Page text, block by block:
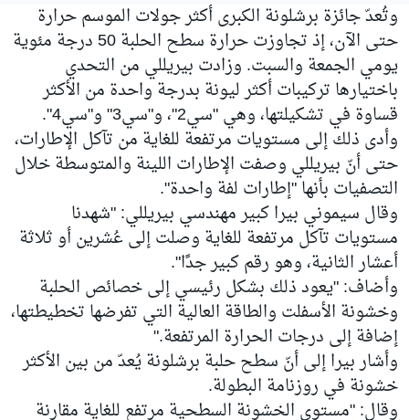
وتُعدّ جائزة برشلونة الكبرى أكثر جولات الموسم حرارة
حتى الآن، إذ تجاوزت حرارة سطح الحلبة 50 درجة مئوية
يومي الجمعة والسبت. وزادت بيريللي من التحدي
باختيارها تركيبات أكثر ليونة بدرجة واحدة من الأكثر
قساوة في تشكيلتها، وهي "سي2"، و"سي3" و"سي4".
وأدى ذلك إلى مستويات مرتفعة للغاية من تآكل الإطارات،
حتى أنّ بيريللي وصفت الإطارات اللينة والمتوسطة خلال
التصفيات بأنها "إطارات لفة واحدة".
وقال سيموني بيرا كبير مهندسي بيريللي: "شهدنا
مستويات تآكل مرتفعة للغاية وصلت إلى عُشرين أو ثلاثة
أعشار الثانية، وهو رقم كبير جدًا".
وأضاف: "يعود ذلك بشكل رئيسي إلى خصائص الحلبة
وخشونة الأسفلت والطاقة العالية التي تفرضها تخطيطتها،
إضافة إلى درجات الحرارة المرتفعة."
وأشار بيرا إلى أنّ سطح حلبة برشلونة يُعدّ من بين الأكثر
خشونة في روزنامة البطولة.
وقال: "مستوى الخشونة السطحية مرتفع للغاية مقارنة